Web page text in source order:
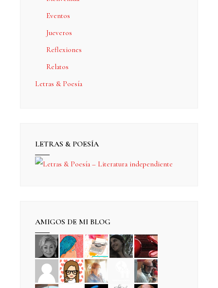
Eventos
Jueveros
Reflexiones
Relatos
Letras & Poesía
LETRAS & POESÍA
AMIGOS DE MI BLOG